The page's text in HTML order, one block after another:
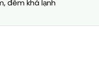
đêm khá lạnh